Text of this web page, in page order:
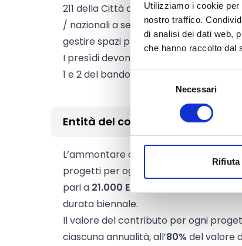
Utilizziamo i cookie
nostro traffico.
di analisi dei dati web,
che hanno raccolto dal
Necessari
Rifiuta
211 della Città di Torino o, in
/ nazionali a seconda della natura
gestire spazi polifunzionali (di
I presìdi devono essere in possesso
1 e 2 del bando.
Entità del contributo
L’ammontare complessivo delle
progetti per ogni annualità è stabilito in
pari a 21.000 Euro annui
durata biennale.
Il valore del contributo per ogni
ciascuna annualità, all’80% del valore